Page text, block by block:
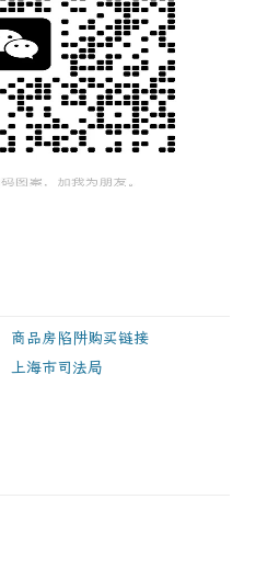
商品房陷阱购买链接
上海市司法局